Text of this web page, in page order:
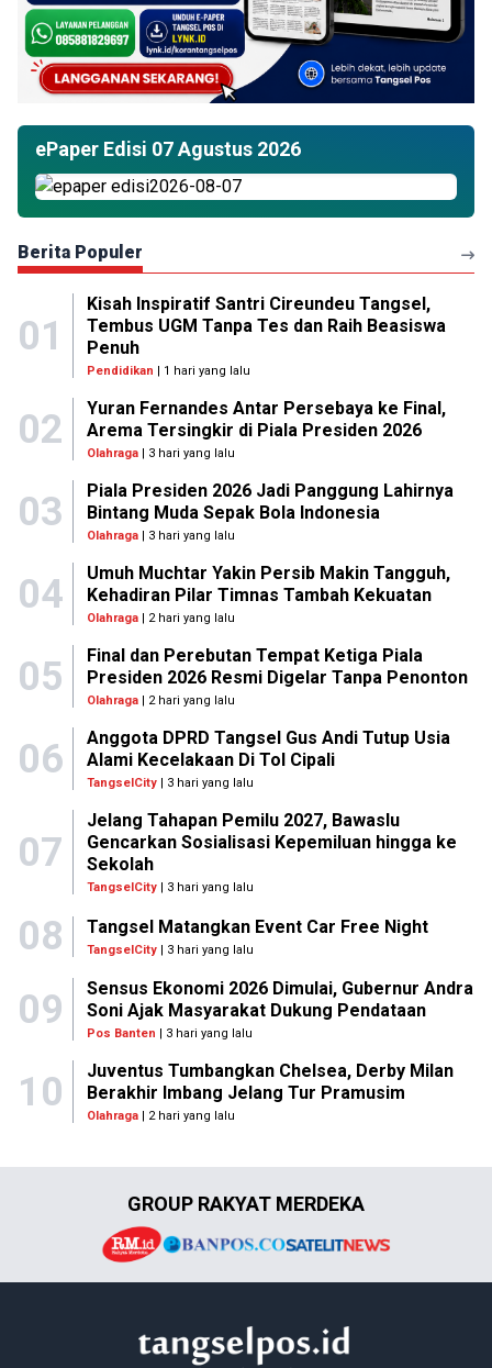
ePaper Edisi 07 Agustus 2026
Berita Populer
01
Kisah Inspiratif Santri Cireundeu Tangsel,
Tembus UGM Tanpa Tes dan Raih Beasiswa
Penuh
Pendidikan | 1 hari yang lalu
02
Yuran Fernandes Antar Persebaya ke Final,
Arema Tersingkir di Piala Presiden 2026
Olahraga| 3 hari yang lalu
03
Piala Presiden 2026 Jadi Panggung Lahirnya
Bintang Muda Sepak Bola Indonesia
Olahraga| 3 hari yang lalu
04
Umuh Muchtar Yakin Persib Makin Tangguh,
Kehadiran Pilar Timnas Tambah Kekuatan
Olahraga| 2 hari yang lalu
05
Final dan Perebutan Tempat Ketiga Piala
Presiden 2026 Resmi Digelar Tanpa Penonton
Olahraga| 2 hari yang lalu
06
Anggota DPRD Tangsel Gus Andi Tutup Usia
Alami Kecelakaan Di Tol Cipali
TangselCity| 3 hari yang lalu
07
Jelang Tahapan Pemilu 2027, Bawaslu
Gencarkan Sosialisasi Kepemiluan hingga ke
Sekolah
TangselCity| 3 hari yang lalu
08 Tangsel Matangkan Event Car Free Night
TangselCity | 3 hari yang lalu
09
Sensus Ekonomi 2026 Dimulai, Gubernur Andra
Soni Ajak Masyarakat Dukung Pendataan
Pos Banten | 3 hari yang lalu
10
Juventus Tumbangkan Chelsea, Derby Milan
Berakhir Imbang Jelang Tur Pramusim
Olahraga| 2 hari yang lalu
GROUP RAKYAT MERDEKA